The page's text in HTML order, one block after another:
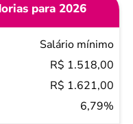
para 2026
Salário mínimo
R$ 1.518,00
R$ 1.621,00
6,79%